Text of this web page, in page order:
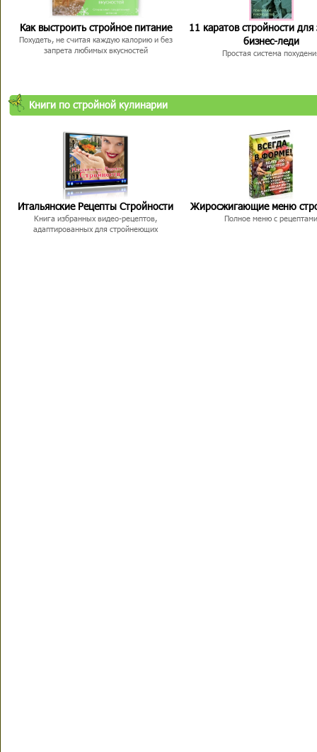
Как выстроить стройное питание
Похудеть, не считая каждую калорию и без
запрета любимых вкусностей
11 каратов стройности для
бизнес-леди
Простая система
Книги по стройной кулинарии
Итальянские Рецепты Стройности
Книга избранных видео-рецептов,
адаптированных для стройнеющих
Жиросжигающие меню
Полное меню с рецептами